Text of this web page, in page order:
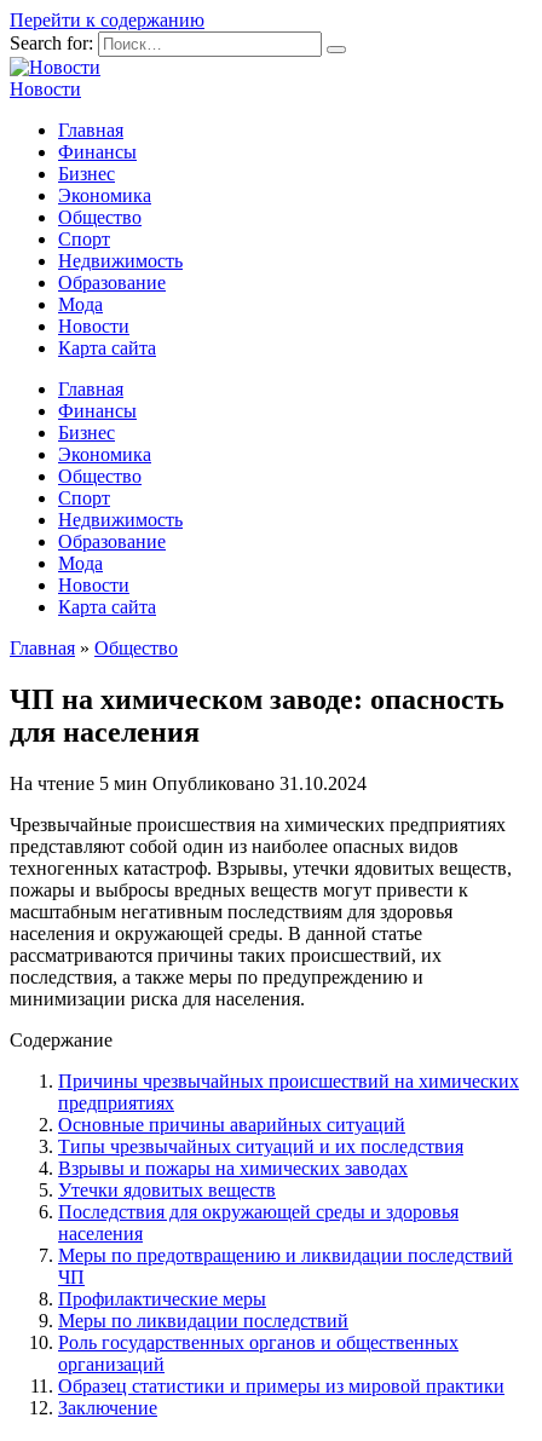
Перейти к содержанию
Search for:
Новости
Главная
Финансы
Бизнес
Экономика
Общество
Спорт
Недвижимость
Образование
Мода
Новости
Карта сайта
Главная
Финансы
Бизнес
Экономика
Общество
Спорт
Недвижимость
Образование
Мода
Новости
Карта сайта
Главная » Общество
ЧП на химическом заводе: опасность
для населения
На чтение 5 мин Опубликовано 31.10.2024
Чрезвычайные происшествия на химических предприятиях
представляют собой один из наиболее опасных видов
техногенных катастроф. Взрывы, утечки ядовитых веществ,
пожары и выбросы вредных веществ могут привести к
масштабным негативным последствиям для здоровья
населения и окружающей среды. В данной статье
рассматриваются причины таких происшествий, их
последствия, а также меры по предупреждению и
минимизации риска для населения.
Содержание
Причины чрезвычайных происшествий на химических
предприятиях
Основные причины аварийных ситуаций
Типы чрезвычайных ситуаций и их последствия
Взрывы и пожары на химических заводах
Утечки ядовитых веществ
Последствия для окружающей среды и здоровья
населения
Меры по предотвращению и ликвидации последствий
ЧП
Профилактические меры
Меры по ликвидации последствий
Роль государственных органов и общественных
организаций
Образец статистики и примеры из мировой практики
Заключение